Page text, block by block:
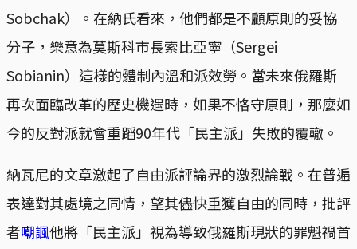
Sobchak）。在納氏看來，他們都是不顧原則的妥協
分子，樂意為莫斯科市長索比亞寧（Sergei
Sobianin）這樣的體制內溫和派效勞。當未來俄羅斯
再次面臨改革的歷史機遇時，如果不恪守原則，那麼如
今的反對派就會重蹈90年代「民主派」失敗的覆轍。
納瓦尼的文章激起了自由派評論界的激烈論戰。在普遍
表達對其處境之同情，望其儘快重獲自由的同時，批評
者嘲諷他將「民主派」視為導致俄羅斯現狀的罪魁禍首